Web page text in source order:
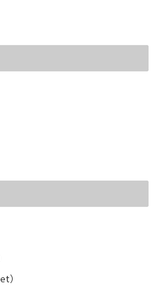
に関するコマンド
用例：Podが起動しない理由
を活用する
のリソース定義の調
）